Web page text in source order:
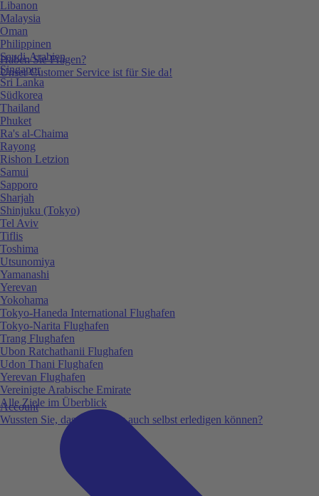
Haben Sie Fragen?
Unser Customer Service ist für Sie da!
Account
Wussten Sie, dass Sie vieles auch selbst erledigen können?
Libanon
Malaysia
Oman
Philippinen
Saudi-Arabien
Singapur
Sri Lanka
Südkorea
Thailand
Phuket
Ra's al-Chaima
Rayong
Rishon Letzion
Samui
Sapporo
Sharjah
Shinjuku (Tokyo)
Tel Aviv
Tiflis
Toshima
Utsunomiya
Yamanashi
Yerevan
Yokohama
Tokyo-Haneda International Flughafen
Tokyo-Narita Flughafen
Trang Flughafen
Ubon Ratchathanii Flughafen
Udon Thani Flughafen
Yerevan Flughafen
Vereinigte Arabische Emirate
Alle Ziele im Überblick